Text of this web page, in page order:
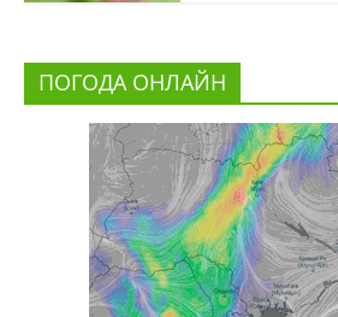
ПОГОДА ОНЛАЙН